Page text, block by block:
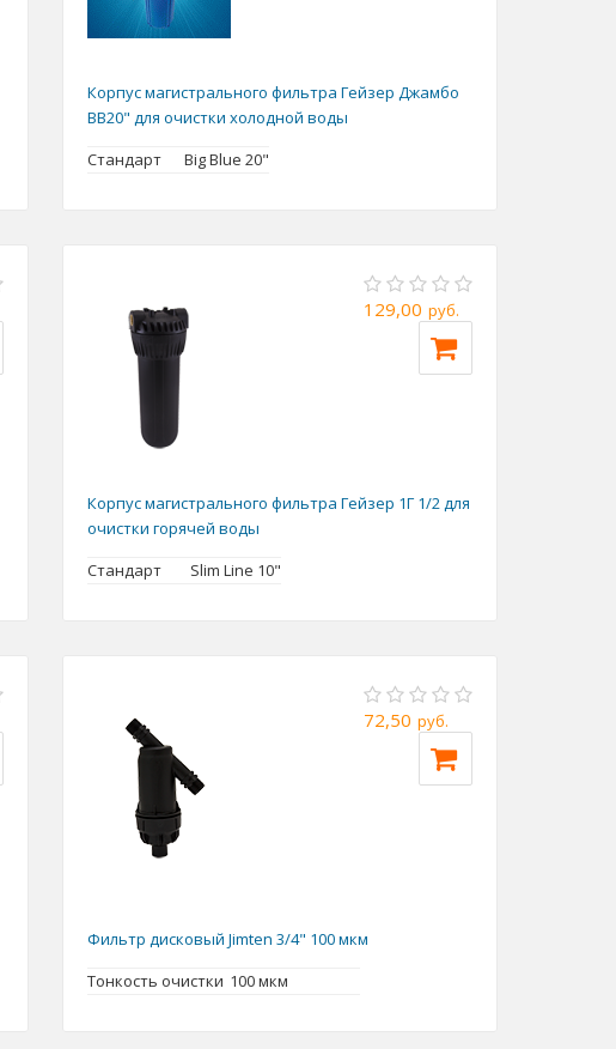
Корпус магистрального фильтра Гейзер Джамбо
BB20" для очистки холодной воды
Стандарт
Big Blue 20"
129,00 руб.
Корпус магистрального фильтра Гейзер 1Г 1/2 для
очистки горячей воды
Стандарт
Slim Line 10"
72,50 руб.
Фильтр дисковый Jimten 3/4" 100 мкм
Тонкость очистки 100 мкм